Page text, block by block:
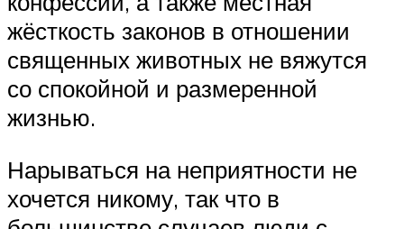
жёсткость законов в отношении
священных животных не вяжутся
со спокойной и размеренной
жизнью.
Нарываться на неприятности не
хочется никому, так что в